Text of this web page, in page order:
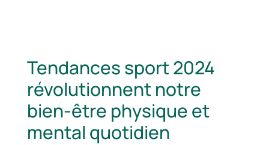
Tendances sport 2024
révolutionnent notre
bien-être physique et
mental quotidien